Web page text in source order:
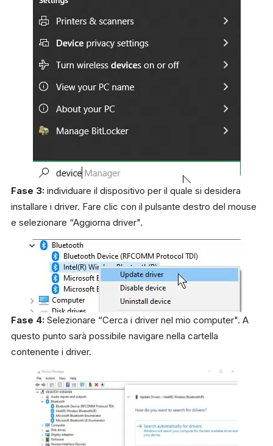
Fase 3: individuare il dispositivo per il quale si desidera
installare i driver. Fare clic con il pulsante destro del mouse
e selezionare “Aggiorna driver".
Fase 4: Selezionare “Cerca i driver nel mio computer". A
questo punto sarà possibile navigare nella cartella
contenente i driver.